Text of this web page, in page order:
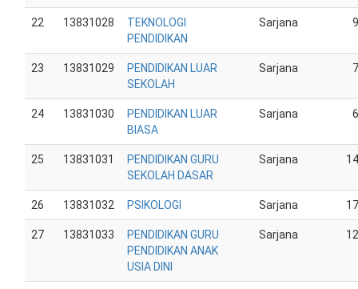
22 13831028
TEKNOLOGI
PENDIDIKAN
Sarjana
23 13831029
PENDIDIKAN LUAR
SEKOLAH
Sarjana
24 13831030
PENDIDIKAN LUAR
BIASA
Sarjana
25 13831031
PENDIDIKAN GURU
SEKOLAH DASAR
Sarjana
26 13831032 PSIKOLOGI Sarjana
27 13831033
PENDIDIKAN GURU
PENDIDIKAN ANAK
USIA DINI
Sarjana